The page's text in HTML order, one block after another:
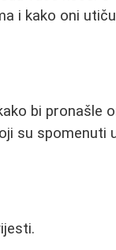
i kako oni
bi pronašle
su spomenuti